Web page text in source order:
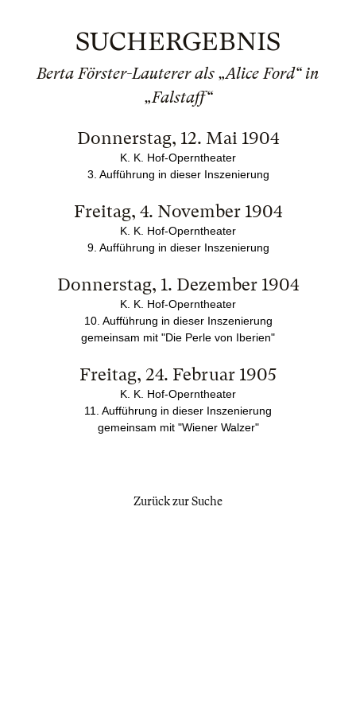
SUCHERGEBNIS
Berta Förster-Lauterer als „Alice Ford“ in
„Falstaff“
Donnerstag, 12. Mai 1904
K. K. Hof-Operntheater
3. Aufführung in dieser Inszenierung
Freitag, 4. November 1904
K. K. Hof-Operntheater
9. Aufführung in dieser Inszenierung
Donnerstag, 1. Dezember 1904
K. K. Hof-Operntheater
10. Aufführung in dieser Inszenierung
gemeinsam mit "Die Perle von Iberien"
Freitag, 24. Februar 1905
K. K. Hof-Operntheater
11. Aufführung in dieser Inszenierung
gemeinsam mit "Wiener Walzer"
Zurück zur Suche